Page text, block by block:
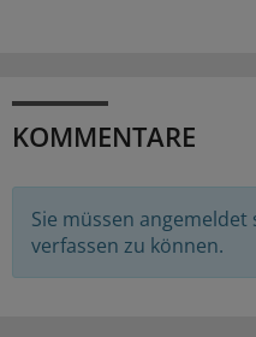
KOMMENTARE
Sie müssen
verfassen zu können.